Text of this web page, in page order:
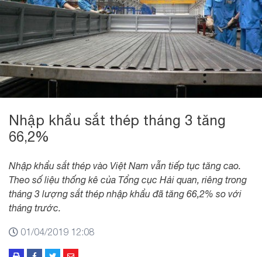
Nhập khẩu sắt thép tháng 3 tăng
66,2%
Nhập khẩu sắt thép vào Việt Nam vẫn tiếp tục tăng cao.
Theo số liệu thống kê của Tổng cục Hải quan, riêng trong
tháng 3 lượng sắt thép nhập khẩu đã tăng 66,2% so với
tháng trước.
01/04/2019 12:08